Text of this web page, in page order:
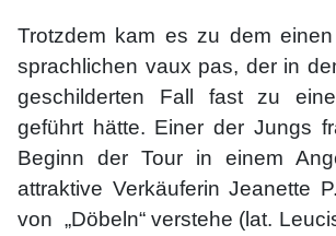
Trotzdem kam es zu dem
sprachlichen vaux pas, der in
geschilderten Fall fast zu
geführt hätte. Einer der Jungs
Beginn der Tour in einem
attraktive Verkäuferin Jeanette
von „Döbeln“ verstehe (lat.